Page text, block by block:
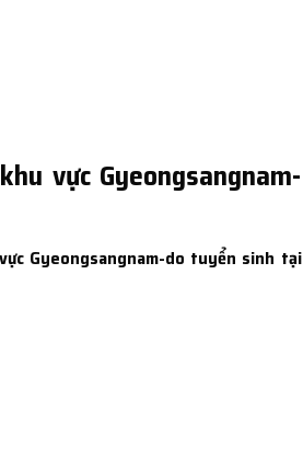
vực Gyeongsangnam-
Gyeongsangnam-do tuyển sinh tại